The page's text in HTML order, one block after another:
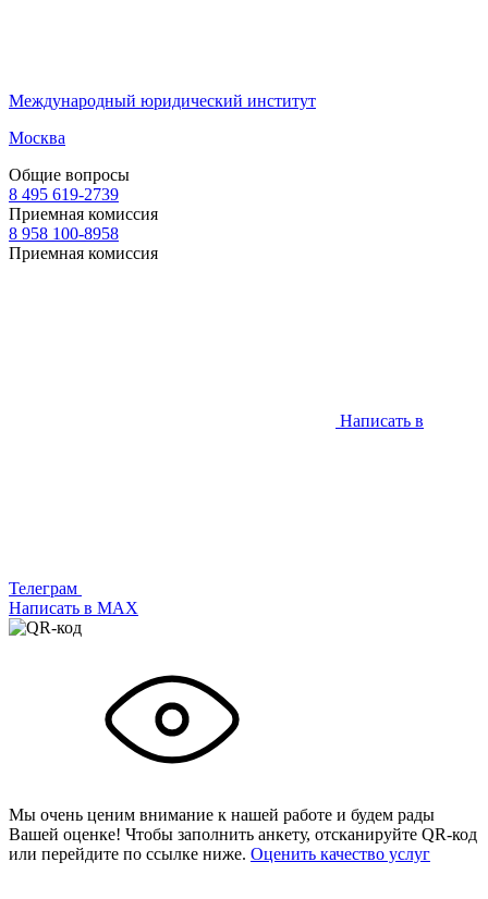
Международный юридический институт
Москва
Общие вопросы
8 495 619-2739
Приемная комиссия
8 958 100-8958
Приемная комиссия
Написать в
Телеграм
Написать в МАХ
Мы очень ценим внимание к нашей работе и будем рады
Вашей оценке! Чтобы заполнить анкету, отсканируйте QR-код
или перейдите по ссылке ниже. Оценить качество услуг